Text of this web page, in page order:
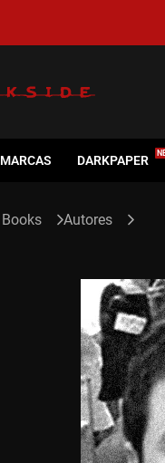
MARCAS DARKPAPER
Autores